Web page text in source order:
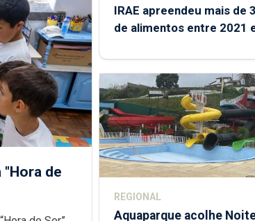
"Hora de
IRAE apreendeu mais de
de alimentos entre 2021
REGIONAL
Aquaparque acolhe